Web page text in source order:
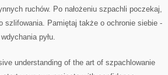
‍ruchów. Po ​nałożeniu‍ szpachli poczekaj,
szlifowania. Pamiętaj także ‌o ochronie siebie ‌-
pyłu.
understanding ​of⁤ the‌ art of szpachlowanie​